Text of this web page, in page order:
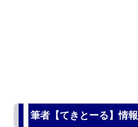
筆者【てきとーる】情報